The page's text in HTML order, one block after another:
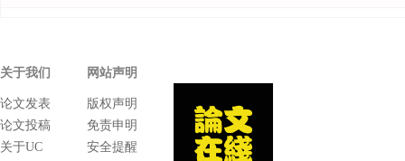
网站声明
版权声明
免责申明
安全提醒
关于我们
论文发表
论文投稿
关于UC